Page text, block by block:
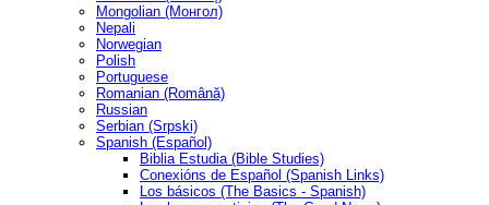
Mongolian (Монгол)
Nepali
Norwegian
Polish
Portuguese
Romanian (Română)
Russian
Serbian (Srpski)
Spanish (Español)
Biblia Estudia (Bible Studies)
Conexións de Español (Spanish Links)
Los básicos (The Basics - Spanish)